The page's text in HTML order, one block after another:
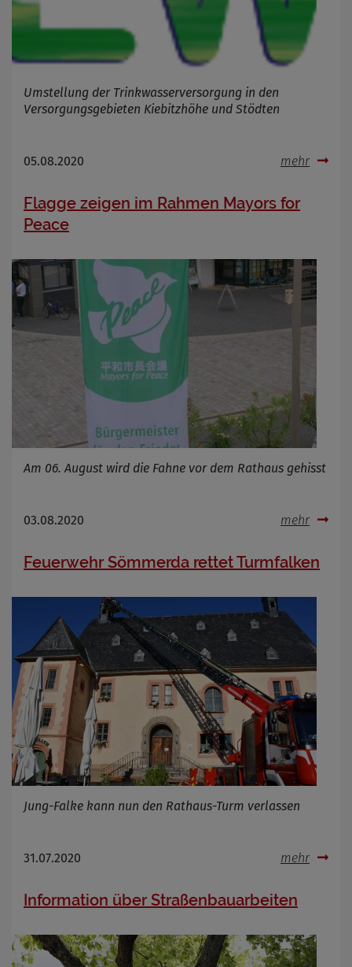
Umstellung der Trinkwasserversorgung in den
Versorgungsgebieten Kiebitzhöhe und Stödten
05.08.2020 mehr
Flagge zeigen im Rahmen Mayors for
Peace
Am 06. August wird die Fahne vor dem Rathaus gehisst
03.08.2020 mehr
Feuerwehr Sömmerda rettet Turmfalken
Jung-Falke kann nun den Rathaus-Turm verlassen
31.07.2020 mehr
Information über Straßenbauarbeiten